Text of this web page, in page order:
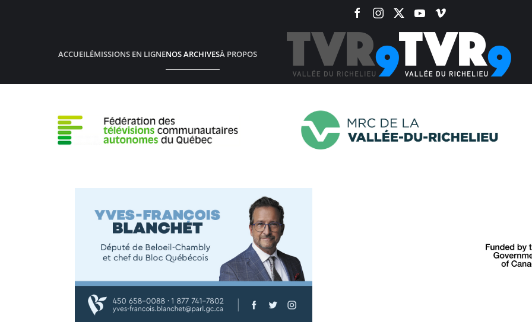
ACCUEILÉMISSIONS EN LIGNENOS ARCHIVESÀ PROPOS